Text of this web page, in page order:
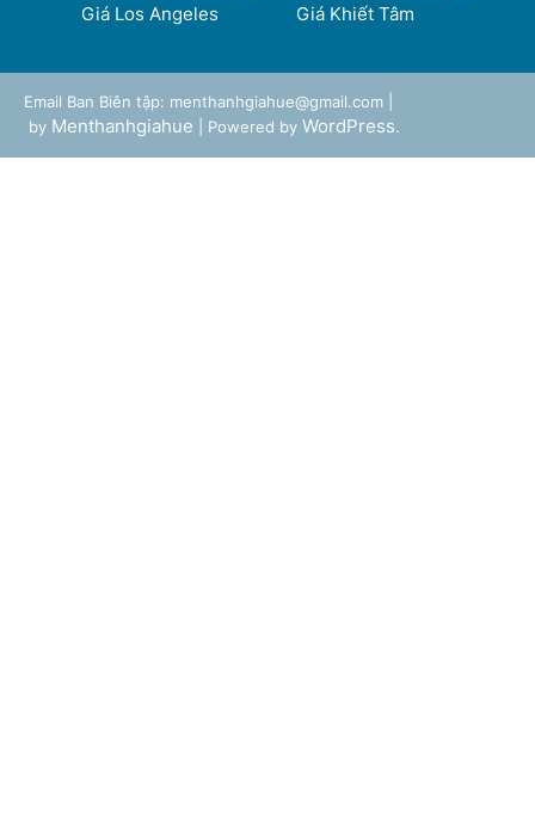
Giá Los Angeles
Giá Khiết Tâm
Email Ban Biên tập: menthanhgiahue@gmail.com |
by Menthanhgiahue | Powered by WordPress.